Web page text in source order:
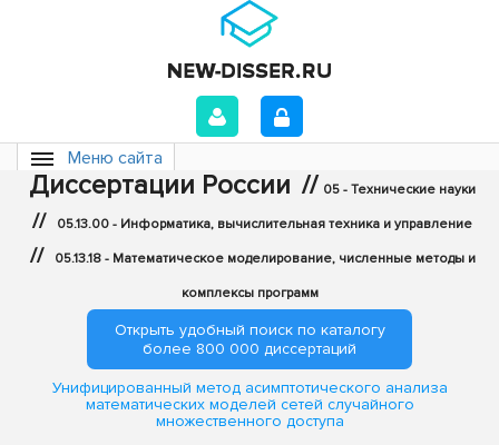
Меню сайта
Диссертации России // 05 - Технические науки
// 05.13.00 - Информатика, вычислительная техника и управление
// 05.13.18 - Математическое моделирование, численные методы и
комплексы программ
Открыть удобный поиск по каталогу
более 800 000 диссертаций
Унифицированный метод асимптотического анализа
математических моделей сетей случайного
множественного доступа